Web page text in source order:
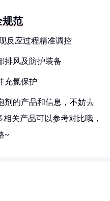
规范
反应过程精准调控
排风及防护装备
充氮保护
剂的产品和信息，不妨去
关产品可以参考对比哦，
~